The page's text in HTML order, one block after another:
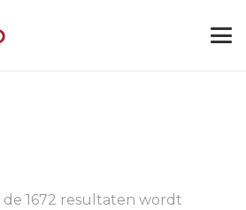
de 1672 resultaten wordt